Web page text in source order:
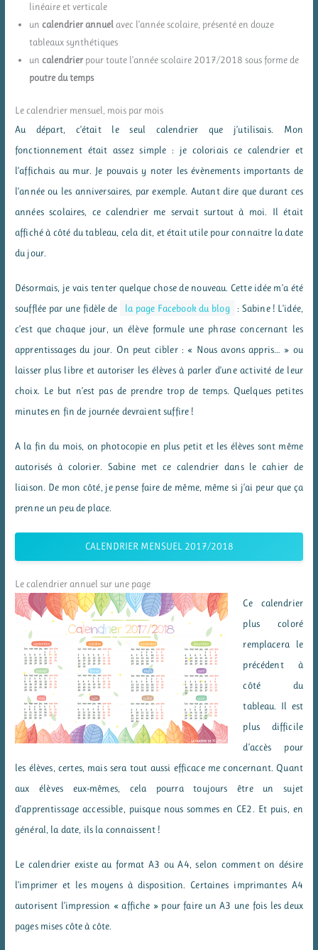
linéaire et verticale
un calendrier annuel avec l’année scolaire, présenté en douze
tableaux synthétiques
uncalendrier pour toute l’année scolaire 2017/2018 sous forme de
poutre du temps
Le calendrier mensuel, mois par mois
Au départ, c’était le seul calendrier que j’utilisais. Mon
fonctionnement était assez simple : je coloriais ce calendrier et
l’affichais au mur. Je pouvais y noter les évènements importants de
l’année ou les anniversaires, par exemple. Autant dire que durant ces
années scolaires, ce calendrier me servait surtout à moi. Il était
affiché à côté du tableau, cela dit, et était utile pour connaitre la date
du jour.
Désormais, je vais tenter quelque chose de nouveau. Cette idée m’a été
soufflée par une fidèle de
la page Facebook du blog
: Sabine ! L’idée,
c’est que chaque jour, un élève formule une phrase concernant les
apprentissages du jour. On peut cibler : « Nous avons appris… » ou
laisser plus libre et autoriser les élèves à parler d’une activité de leur
choix. Le but n’est pas de prendre trop de temps. Quelques petites
minutes en fin de journée devraient suffire !
A la fin du mois, on photocopie en plus petit et les élèves sont même
autorisés à colorier. Sabine met ce calendrier dans le cahier de
liaison. De mon côté, je pense faire de même, même si j’ai peur que ça
prenne un peu de place.
CALENDRIER MENSUEL 2017/2018
Le calendrier annuel sur une page
Ce calendrier
plus coloré
remplacera le
précédent à
côté du
tableau. Il est
plus difficile
d’accès pour
les élèves, certes, mais sera tout aussi efficace me concernant. Quant
aux élèves eux-mêmes, cela pourra toujours être un sujet
d’apprentissage accessible, puisque nous sommes en CE2. Et puis, en
général, la date, ils la connaissent !
Le calendrier existe au format A3 ou A4, selon comment on désire
l’imprimer et les moyens à disposition. Certaines imprimantes A4
autorisent l’impression « affiche » pour faire un A3 une fois les deux
pages mises côte à côte.